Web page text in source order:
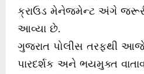
ક્રાઉડ મેનેજમેન્ટ અંગે જરૂરી
આવ્યા છે.
ગુજરાત પોલીસ તરફથી આજેની
પારદર્શક અને ભયમુક્ત